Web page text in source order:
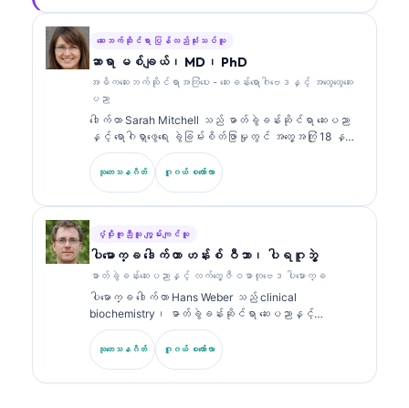
အဖြစ် သူသည် ပိုင်ဆိုင်မှုဆိုင်ရာ အာရုံကြောကွန်ရက်
(proprietary neural network) ၏ ဆေးဘက်ဆိုင်ရာ တိကျမှုကို
စောင့်ကြည့်ကြီးကြပ်ပေးသည်။ ဒေါက်တာ ကလိန်းသည် ဇီဝ
အမှတ်အသား (biomarker) အဓိပ္ပာယ်ဖော်ခြင်းနှင့်
ဓာတ်ခွဲခန်းဆိုင်ရာ ရောဂါရှာဖွေခြင်း (laboratory
diagnostics) တို့နှင့်ပတ်သက်၍ ဓာတ်ခွဲခန်းဆိုင်ရာ ဆေး
ပညာဆိုင်ရာ ခေါင်းစဉ်များအပေါ်တွင် အကြိမ်ကြိမ် ထုတ်ဝေခဲ့
သည်။.
ဆေးဘက်ဆိုင်ရာ ပြန်လည်သုံးသပ်သူ
ဆာရာ မစ်ချယ်၊ MD၊ PhD
အဓိကဆေးဘက်ဆိုင်ရာအကြံပေး - ဆေးခန်းရောဂါဗေဒနှင့် အထွေထွေဆေး
ပညာ
ဒေါက်တာ Sarah Mitchell သည် ဓာတ်ခွဲခန်းဆိုင်ရာ ဆေးပညာ
နှင့် ရောဂါရှာဖွေရေး ခွဲခြမ်းစိတ်ဖြာမှုတွင် အတွေ့အကြုံ 18 နှစ်
ကျော်ရှိသော ဘုတ်အဖွဲ့မှ အသိအမှတ်ပြု ကလင်နစ် ပက်သော်လော်
ဂျစ် (clinical pathologist) ဖြစ်သည်။ သူမသည် clinical
chemistry တွင် အထူးပြု အသိအမှတ်ပြုလက်မှတ်များကို ကိုင်
ထုတ်ဝေထားသည်။.
သုတေသနဂိတ် ဂူဂယ် စကော်လာ
ပံ့ပိုးကူညီသူ ကျွမ်းကျင်သူ
ပါမောက္ခ ဒေါက်တာ ဟန်းစ် ဝီဘာ၊ ပါရဂူဘွဲ့
ဓာတ်ခွဲခန်းဆေးပညာနှင့် လက်တွေ့ဇီဝဓာတုဗေဒ ပါမောက္ခ
ပါမောက္ခ ဒေါက်တာ Hans Weber သည် clinical
biochemistry၊ ဓာတ်ခွဲခန်းဆိုင်ရာ ဆေးပညာနှင့်
biomarker သုတေသနတွင် အတွေ့အကြုံ 30+ နှစ်ရှိသည်။
German Society for Clinical Chemistry ၏ ယခင်
ဥက္ကဋ္ဌဟောင်းဖြစ်ပြီး ရောဂါရှာဖွေရေး panel ခွဲခြမ်းစိတ်ဖြာ
သုတေသနဂိတ် ဂူဂယ် စကော်လာ